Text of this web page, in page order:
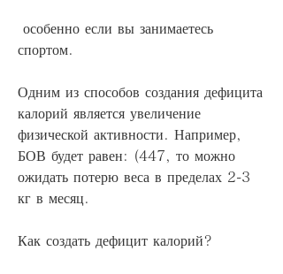
спортом.
Одним из способов создания дефицита
калорий является увеличение
физической активности. Например,
БОВ будет равен: (447, то можно
ожидать потерю веса в пределах 2-3
кг в месяц.
Как создать дефицит калорий?